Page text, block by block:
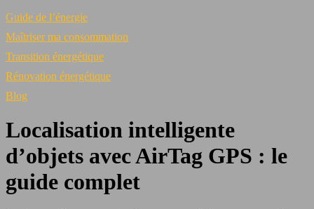
Guide de l’énergie
Maîtriser ma consommation
Transition énergétique
Rénovation énergétique
Blog
Localisation intelligente
d’objets avec AirTag GPS : le
guide complet